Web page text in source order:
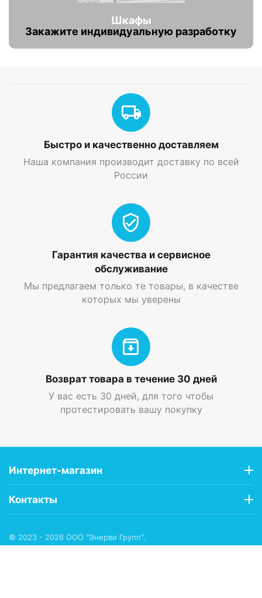
Шкафы
Закажите индивидуальную разработку
Быстро и качественно доставляем
Наша компания производит доставку по всей
России
Гарантия качества и сервисное
обслуживание
Мы предлагаем только те товары, в качестве
которых мы уверены
Возврат товара в течение 30 дней
У вас есть 30 дней, для того чтобы
протестировать вашу покупку
Интернет-магазин
Контакты
© 2023 - 2026 ООО "Энерви Групп".